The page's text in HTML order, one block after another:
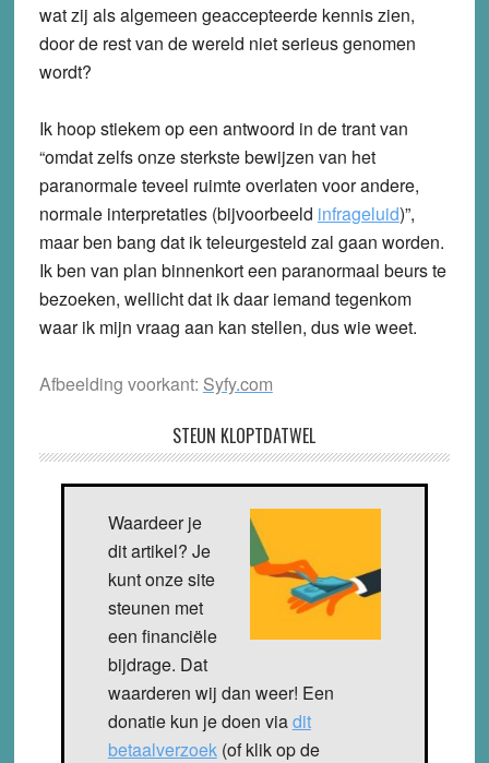
wat zij als algemeen geaccepteerde kennis zien,
door de rest van de wereld niet serieus genomen
wordt?
Ik hoop stiekem op een antwoord in de trant van
“omdat zelfs onze sterkste bewijzen van het
paranormale teveel ruimte overlaten voor andere,
normale interpretaties (bijvoorbeeld infrageluid)”,
maar ben bang dat ik teleurgesteld zal gaan worden.
Ik ben van plan binnenkort een paranormaal beurs te
bezoeken, wellicht dat ik daar iemand tegenkom
waar ik mijn vraag aan kan stellen, dus wie weet.
Afbeelding voorkant: Syfy.com
STEUN KLOPTDATWEL
Waardeer je
dit artikel? Je
kunt onze site
steunen met
een financiële
bijdrage. Dat
waarderen wij dan weer! Een
donatie kun je doen viadit
betaalverzoek(of klik op de